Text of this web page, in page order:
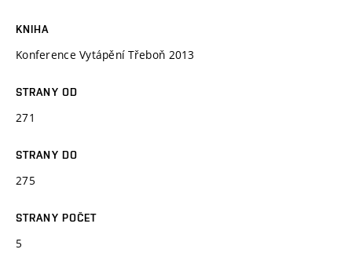
KNIHA
Konference Vytápění Třeboň 2013
STRANY OD
271
STRANY DO
275
STRANY POČET
5